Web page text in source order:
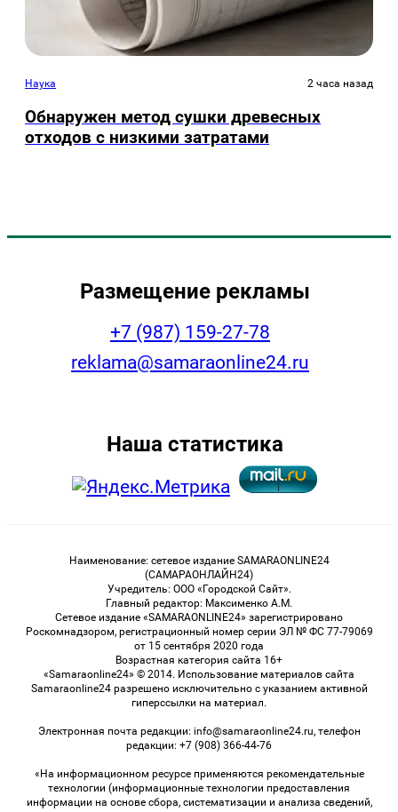
Наука 2 часа назад
Обнаружен метод сушки древесных
отходов с низкими затратами
Размещение рекламы
+7 (987) 159-27-78
reklama@samaraonline24.ru
Наша статистика
Наименование: сетевое издание SAMARAONLINE24
(САМАРАОНЛАЙН24)
Учредитель: ООО «Городской Сайт».
Главный редактор: Максименко А.М.
Сетевое издание «SAMARAONLINE24» зарегистрировано
Роскомнадзором, регистрационный номер серии ЭЛ № ФС 77-79069
от 15 сентября 2020 года
Возрастная категория сайта 16+
«Samaraonline24» © 2014. Использование материалов сайта
Samaraonline24 разрешено исключительно с указанием активной
гиперссылки на материал.
Электронная почта редакции: info@samaraonline24.ru, телефон
редакции: +7 (908) 366-44-76
«На информационном ресурсе применяются рекомендательные
технологии (информационные технологии предоставления
информации на основе сбора, систематизации и анализа сведений,